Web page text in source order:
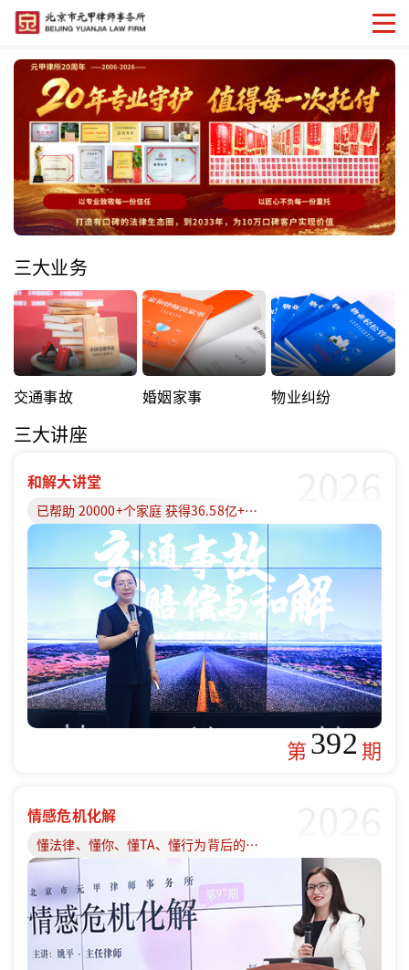
三大业务
交通事故 婚姻家事 物业纠纷
三大讲座
和解大讲堂
已帮助 20000+个家庭 获得36.58亿+赔偿款
第392期
情感危机化解
懂法律、懂你、懂TA、懂行为背后的原因